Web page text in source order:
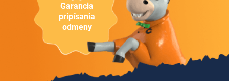
Garancia
pripísania
odmeny